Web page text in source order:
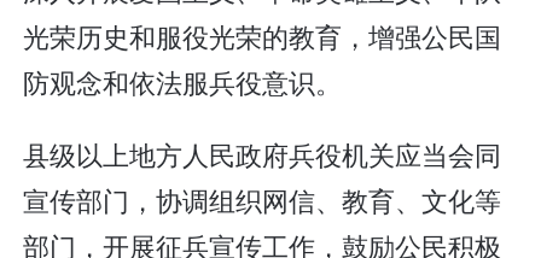
光荣历史和服役光荣的教育，增强公民国
防观念和依法服兵役意识。
县级以上地方人民政府兵役机关应当会同
宣传部门，协调组织网信、教育、文化等
部门，开展征兵宣传工作，鼓励公民积极